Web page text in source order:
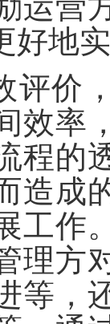
好地
评价
效率
程的
造成
工作
理方
等，